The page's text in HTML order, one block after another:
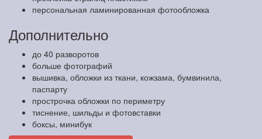
персональная ламинированная фотообложка
Дополнительно
до 40 разворотов
больше фотографий
вышивка, обложки из ткани, кожзама, бумвинила,
паспарту
прострочка обложки по периметру
тиснение, шильды и фотовставки
боксы, минибук